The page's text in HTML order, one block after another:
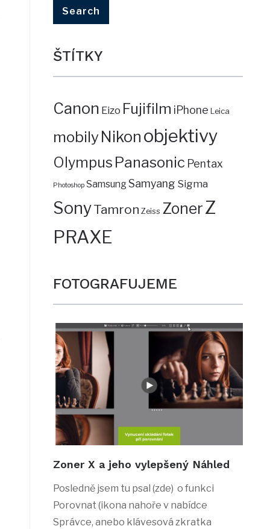
ŠTÍTKY
Canon Eizo Fujifilm iPhone Leica
mobilyNikon objektivy
Olympus Panasonic Pentax
Photoshop SamsungSamyang Sigma
SonyTamron Zeiss ZonerZ
PRAXE
FOTOGRAFUJEME
Zoner X a jeho vylepšený Náhled
Posledně jsem tu psal (zde) o funkci
Porovnat (ikona nahoře v nabídce
Správce, anebo klávesová zkratka